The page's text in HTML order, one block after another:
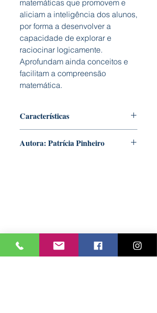
matemáticas que promovem e
aliciam a inteligência dos alunos,
por forma a desenvolver a
capacidade de explorar e
raciocinar logicamente.
Aprofundam ainda conceitos e
facilitam a compreensão
matemática.
Características
Nº Páginas: 48
Autora: Patrícia Pinheiro